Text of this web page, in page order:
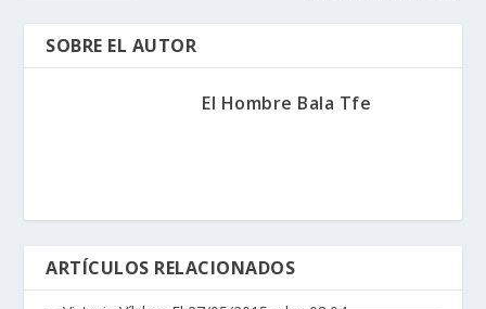
SOBRE EL AUTOR
El Hombre Bala Tfe
ARTÍCULOS RELACIONADOS